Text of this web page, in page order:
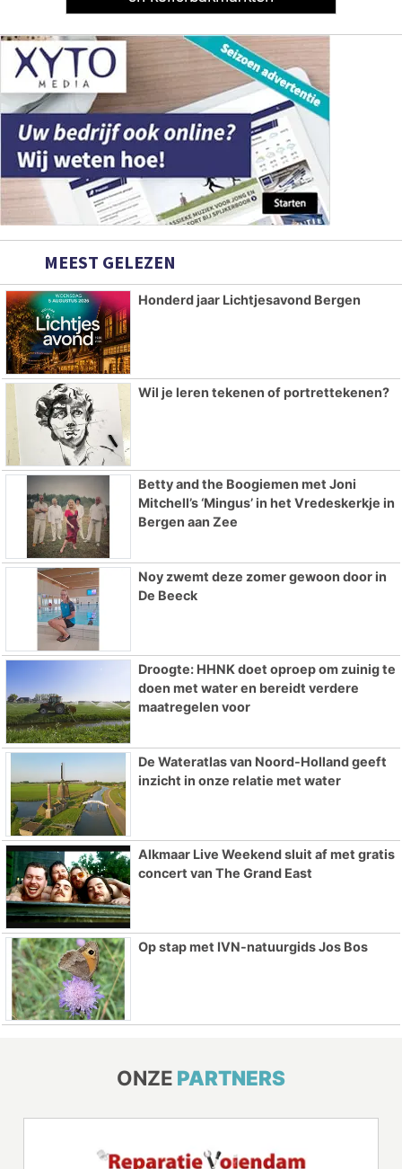
MEEST GELEZEN
Honderd jaar Lichtjesavond Bergen
Wil je leren tekenen of portrettekenen?
Betty and the Boogiemen met Joni
Mitchell’s ‘Mingus’ in het Vredeskerkje in
Bergen aan Zee
Noy zwemt deze zomer gewoon door in
De Beeck
Droogte: HHNK doet oproep om zuinig te
doen met water en bereidt verdere
maatregelen voor
De Wateratlas van Noord-Holland geeft
inzicht in onze relatie met water
Alkmaar Live Weekend sluit af met gratis
concert van The Grand East
Op stap met IVN-natuurgids Jos Bos
ONZE PARTNERS